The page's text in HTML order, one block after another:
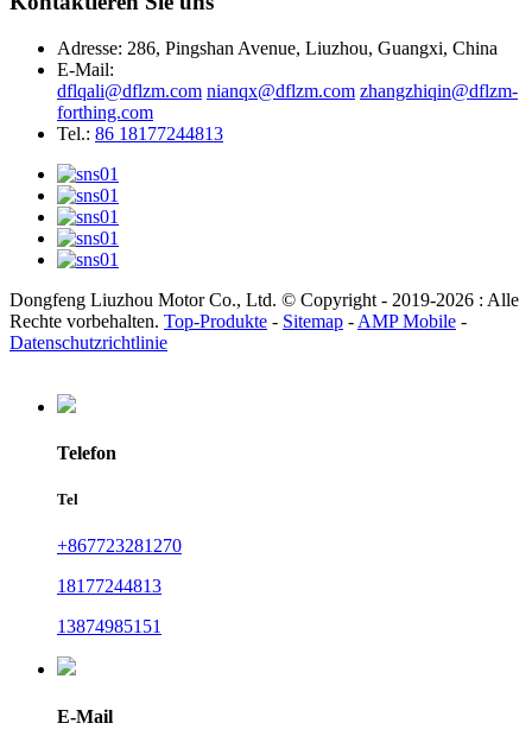
Adresse: 286, Pingshan Avenue, Liuzhou, Guangxi, China
E-Mail:
dflqali@dflzm.com nianqx@dflzm.com zhangzhiqin@dflzm-
forthing.com
Tel.: 86 18177244813
Dongfeng Liuzhou Motor Co., Ltd. © Copyright - 2019-2026 : Alle
Rechte vorbehalten. Top-Produkte - Sitemap - AMP Mobile -
Datenschutzrichtlinie
Telefon
Tel
+867723281270
18177244813
13874985151
E-Mail